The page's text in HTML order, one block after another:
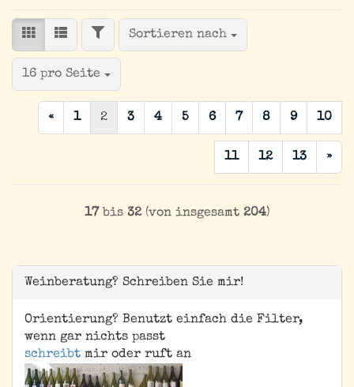
FILTERSortieren nach
Sortieren nach
16 pro Seite
pro Seite
« 1 2 3 4 5 6 7 8 9 10
11 12 13 »
17bis 32(von insgesamt 204)
Weinberatung? Schreiben Sie mir!
Orientierung? Benutzt einfach die Filter,
wenn gar nichts passt
schreibt mir oder ruft an